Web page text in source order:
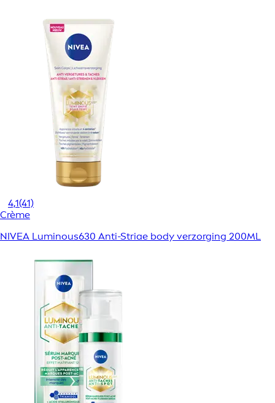
4,1(41)
Crème
NIVEA Luminous630 Anti-Striae body verzorging 200ML